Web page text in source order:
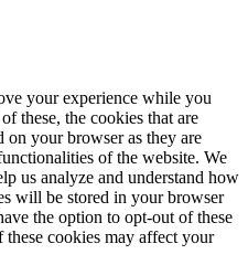
your experience while you
these, the cookies that are
on your browser as they are
of the website. We
us analyze and understand how
will be stored in your browser
the option to opt-out of these
cookies may affect your